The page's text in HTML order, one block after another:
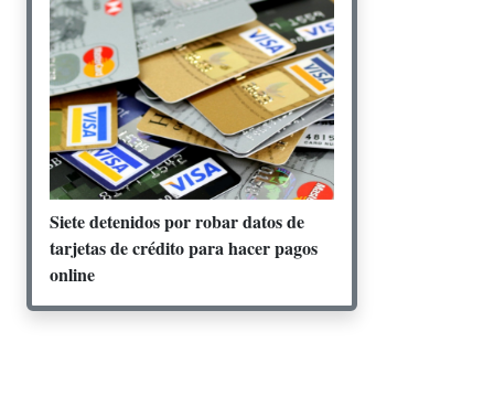
Siete detenidos por robar datos de
tarjetas de crédito para hacer pagos
online